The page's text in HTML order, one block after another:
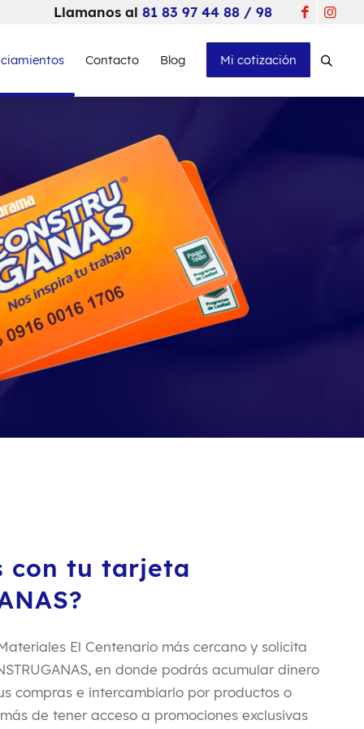
Llamanos al81 83 97 44 88 / 98
Contacto Blog Mi cotización
con tu tarjeta
El Centenario más cercano y solicita
en donde podrás acumular dinero
compras e intercambiarlo por productos o
de tener acceso a promociones exclusivas